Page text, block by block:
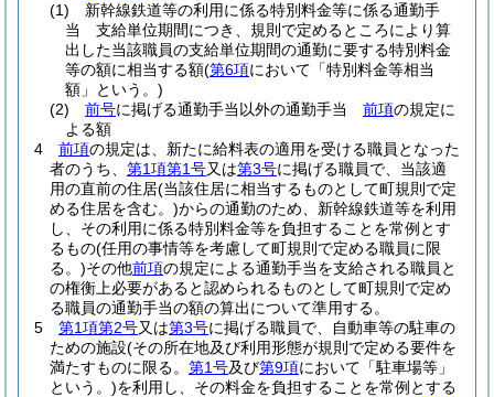
(1)
新幹線鉄道等の利用に係る特別料金等に係る通勤手
当 支給単位期間につき、規則で定めるところにより算
出した当該職員の支給単位期間の通勤に要する特別料金
等の額に相当する額(第6項において「特別料金等相当
額」という。)
(2)
前号に掲げる通勤手当以外の通勤手当 前項の規定に
よる額
4
前項の規定は、新たに給料表の適用を受ける職員となった
者のうち、 第1項第1号又は第3号に掲げる職員で、当該適
用の直前の住居(当該住居に相当するものとして町規則で定
める住居を含む。)からの通勤のため、新幹線鉄道等を利用
し、その利用に係る特別料金等を負担することを常例とす
るもの(任用の事情等を考慮して町規則で定める職員に限
る。)その他前項の規定による通勤手当を支給される職員と
の権衡上必要があると認められるものとして町規則で定め
る職員の通勤手当の額の算出について準用する。
5
第1項第2号又は第3号に掲げる職員で、自動車等の駐車の
ための施設(その所在地及び利用形態が規則で定める要件を
満たすものに限る。 第1号及び第9項において「駐車場等」
という。)を利用し、その料金を負担することを常例とする